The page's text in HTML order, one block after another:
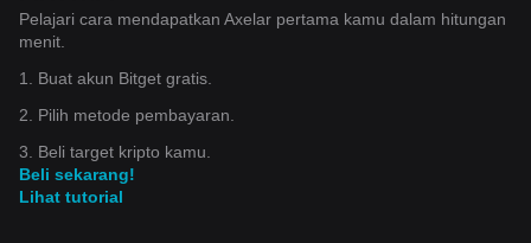
Pelajari cara mendapatkan Axelar pertama kamu dalam hitungan
menit.
1. Buat akun Bitget gratis.
2. Pilih metode pembayaran.
3. Beli target kripto kamu.
Beli sekarang!
Lihat tutorial